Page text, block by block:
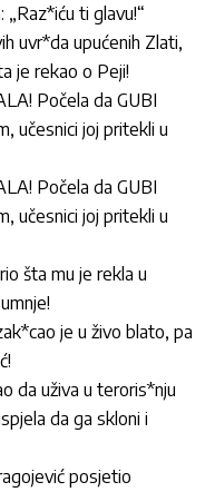
ti glavu!“
uvr*da upućenih Zlati,
je rekao o Peji!
Počela da GUBI
učesnici joj pritekli u
Počela da GUBI
učesnici joj pritekli u
šta mu je rekla u
je u živo blato, pa
da uživa u teroris*nju
da ga skloni i
posjetio